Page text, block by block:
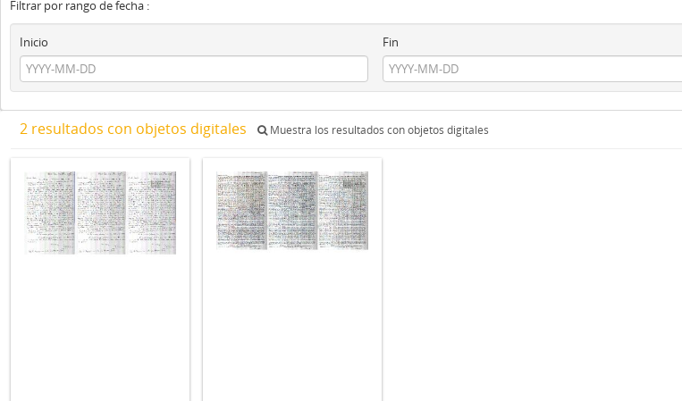
Filtrar por rango de fecha :
Inicio
Fin
2 resultados con objetos digitales Muestra los resultados con objetos digitales